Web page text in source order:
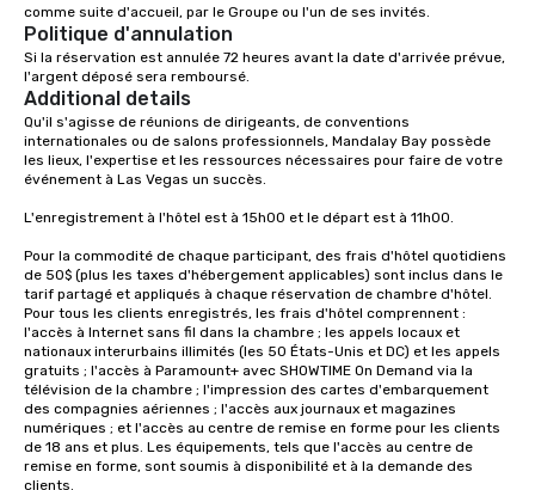
comme suite d'accueil, par le Groupe ou l'un de ses invités.
Politique d'annulation
Si la réservation est annulée 72 heures avant la date d'arrivée prévue,
l'argent déposé sera remboursé.
Additional details
Qu'il s'agisse de réunions de dirigeants, de conventions
internationales ou de salons professionnels, Mandalay Bay possède
les lieux, l'expertise et les ressources nécessaires pour faire de votre
événement à Las Vegas un succès.
L'enregistrement à l'hôtel est à 15h00 et le départ est à 11h00.
Pour la commodité de chaque participant, des frais d'hôtel quotidiens
de 50$ (plus les taxes d'hébergement applicables) sont inclus dans le
tarif partagé et appliqués à chaque réservation de chambre d'hôtel.
Pour tous les clients enregistrés, les frais d'hôtel comprennent :
l'accès à Internet sans fil dans la chambre ; les appels locaux et
nationaux interurbains illimités (les 50 États-Unis et DC) et les appels
gratuits ; l'accès à Paramount+ avec SHOWTIME On Demand via la
télévision de la chambre ; l'impression des cartes d'embarquement
des compagnies aériennes ; l'accès aux journaux et magazines
numériques ; et l'accès au centre de remise en forme pour les clients
de 18 ans et plus. Les équipements, tels que l'accès au centre de
remise en forme, sont soumis à disponibilité et à la demande des
clients.